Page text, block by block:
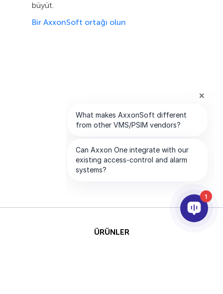
büyüt.
Bir AxxonSoft ortağı olun
ÜRÜNLER
1